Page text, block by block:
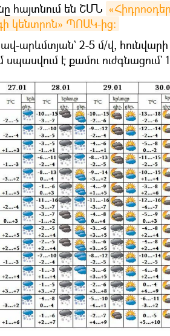
հայտնում են ՇՄՆ
կենտրոն» ՊՈԱԿ-ից։
արևմտյան` 2-5 մ/վ,
սպասվում է քամու ուժգնացում`